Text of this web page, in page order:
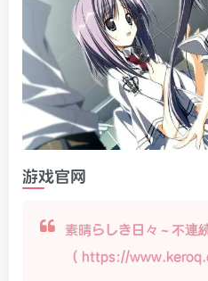
游戏官网
素晴らしき日々～不連
（ https://